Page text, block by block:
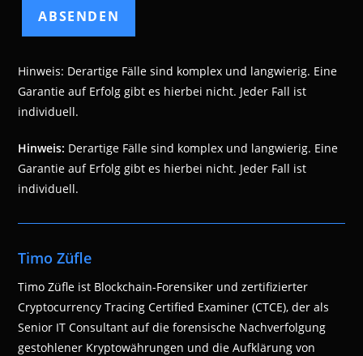
Hinweis: Derartige Fälle sind komplex und langwierig. Eine
Garantie auf Erfolg gibt es hierbei nicht. Jeder Fall ist
individuell.
Hinweis: Derartige Fälle sind komplex und langwierig. Eine
Garantie auf Erfolg gibt es hierbei nicht. Jeder Fall ist
individuell.
Timo Züfle
Timo Züfle ist Blockchain-Forensiker und zertifizierter
Cryptocurrency Tracing Certified Examiner (CTCE), der als
Senior IT Consultant auf die forensische Nachverfolgung
gestohlener Kryptowährungen und die Aufklärung von